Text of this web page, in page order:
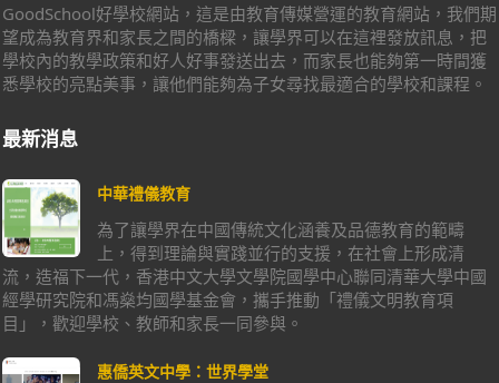
GoodSchool好學校網站，這是由教育傳媒營運的教育網站，我們期
望成為教育界和家長之間的橋樑，讓學界可以在這裡發放訊息，把
學校內的教學政策和好人好事發送出去，而家長也能夠第一時間獲
悉學校的亮點美事，讓他們能夠為子女尋找最適合的學校和課程。
最新消息
中華禮儀教育
為了讓學界在中國傳統文化涵養及品德教育的範疇
上，得到理論與實踐並行的支援，在社會上形成清
流，造福下一代，香港中文大學文學院國學中心聯同清華大學中國
經學研究院和馮燊均國學基金會，攜手推動「禮儀文明教育項
目」，歡迎學校、教師和家長一同參與。
惠僑英文中學：世界學堂